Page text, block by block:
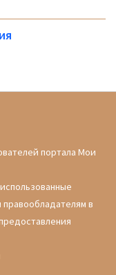
портала Мои
в